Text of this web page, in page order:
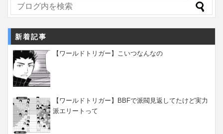
新着記事
【ワールドトリガー】こいつなんなの
【ワールドトリガー】BBFで派閥見返してたけど実力
派エリートって